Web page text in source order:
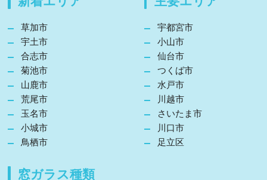
草加市
宇土市
合志市
菊池市
山鹿市
荒尾市
玉名市
小城市
鳥栖市
宇都宮市
小山市
仙台市
つくば市
水戸市
川越市
さいたま市
川口市
足立区
窓ガラス種類